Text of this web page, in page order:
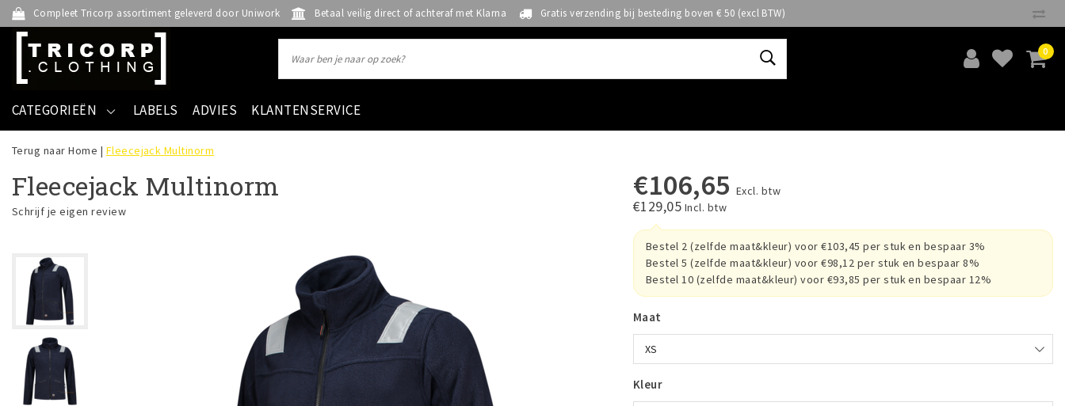
Compleet Tricorp assortiment geleverd door Uniwork Betaal veilig direct of achteraf met Klarna Gratis verzending bij besteding boven € 50 (excl BTW)
0
CATEGORIEËN LABELS ADVIES KLANTENSERVICE
Terug naar Home | Fleecejack Multinorm
Fleecejack Multinorm
Schrijf je eigen review
€106,65 Excl. btw
€129,05 Incl. btw
Bestel 2 (zelfde maat&kleur) voor €103,45 per stuk en bespaar 3%
Bestel 5 (zelfde maat&kleur) voor €98,12 per stuk en bespaar 8%
Bestel 10 (zelfde maat&kleur) voor €93,85 per stuk en bespaar 12%
Maat
XS
Kleur